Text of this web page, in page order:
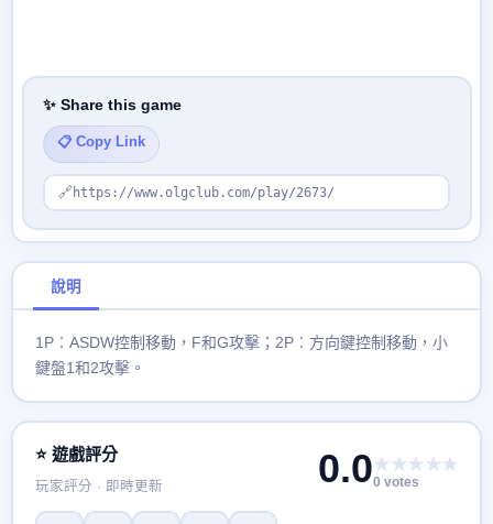
✨ Share this game
📋 Copy Link
🔗 https://www.olgclub.com/play/2673/
說明
1P︰ASDW控制移動，F和G攻擊；2P︰方向鍵控制移動，小
鍵盤1和2攻擊。
⭐ 遊戲評分
玩家評分 · 即時更新 0.0★★★★★
0 votes